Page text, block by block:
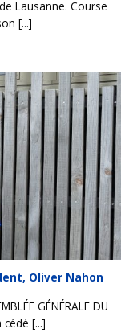
Lausanne. Course
[...]
Oliver Nahon
GÉNÉRALE DU
cédé [...]